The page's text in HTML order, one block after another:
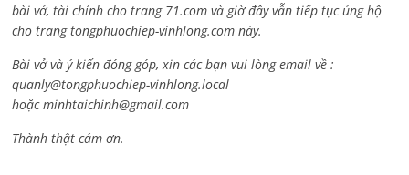
bài vở, tài chính cho trang 71.com và giờ đây vẫn tiếp tục ủng hộ
cho trang tongphuochiep-vinhlong.com này.
Bài vở và ý kiến đóng góp, xin các bạn vui lòng email về :
quanly@tongphuochiep-vinhlong.local
hoặcminhtaichinh@gmail.com
Thành thật cám ơn.